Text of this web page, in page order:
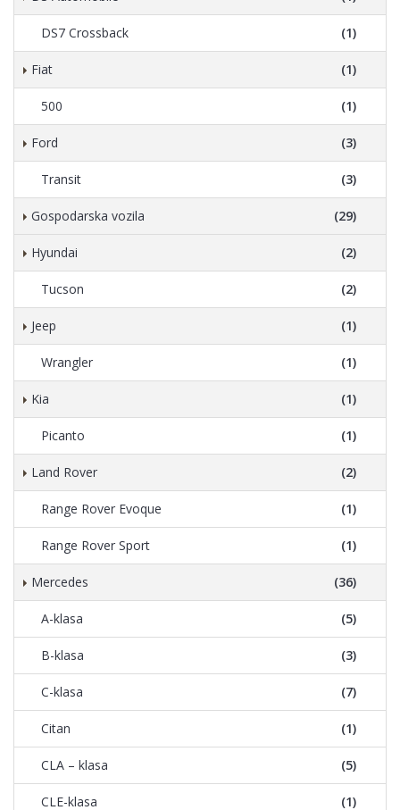
DS7 Crossback (1)
Fiat (1)
500 (1)
Ford (3)
Transit (3)
Gospodarska vozila (29)
Hyundai (2)
Tucson (2)
Jeep (1)
Wrangler (1)
Kia (1)
Picanto (1)
Land Rover (2)
Range Rover Evoque (1)
Range Rover Sport (1)
Mercedes (36)
A-klasa (5)
B-klasa (3)
C-klasa (7)
Citan (1)
CLA – klasa (5)
CLE-klasa (1)